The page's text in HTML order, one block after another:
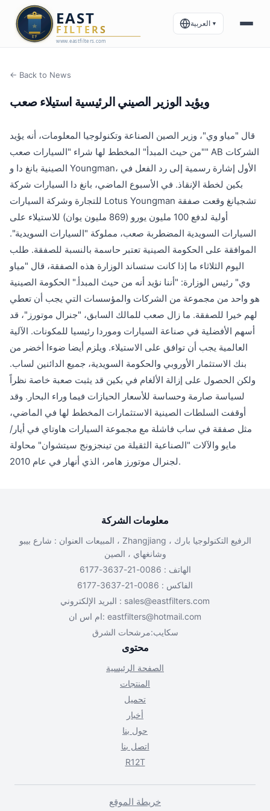
العربية ▼
← Back to News
ويؤيد الوزير الصيني الرئيسية استيلاء صعب
قال "مياو وي"، وزير الصين الصناعة وتكنولوجيا المعلومات، أنه يؤيد
"من حيث المبدأ" المخطط لها شراء "السيارات صعب" AB الشركات
الصينية بانغ دا و Youngman، اﻷول إشارة رسمية إلى رد الفعل في
بكين لخطة الإنقاذ. في الأسبوع الماضي، بانغ دا السيارات شركة
للتجارة وشركة السيارات Lotus Youngman تشجيانغ وقعت صفقة
أولية لدفع 100 مليون يورو (869 مليون يوان) للاستيلاء على
السيارات السويدية المضطربة صعب، مملوكة "السيارات السويدية".
الموافقة على الحكومة الصينية تعتبر حاسمة بالنسبة للصفقة. طلب
اليوم الثلاثاء ما إذا كانت ستساند الوزارة هذه الصفقة، قال "مياو
وي" رئيس الوزارة: "أننا نؤيد أنه من حيث المبدأ." الحكومة الصينية
هو واحد من مجموعة من الشركات والمؤسسات التي يجب أن تعطي
لهم خيرا للصفقة. ما زال صعب للمالك السابق، "جنرال موتورز"، قد
أسهم الأفضلية في صناعة السيارات وموردا رئيسيا للمكونات. الآلية
العالمية يجب أن توافق على الاستيلاء. ويلزم أيضا ضوءا أخضر من
بنك الاستثمار الأوروبي والحكومة السويدية، جميع الدائنين لساب.
ولكن الحصول على إزالة الألغام في بكين قد يثبت صعبة خاصة نظراً
لسياسة صارمة وحساسة للأسعار الحيازات فيما وراء البحار. وقد
أوقفت السلطات الصينية الاستثمارات المخطط لها في الماضي،
مثل صفقة في ساب فاشلة مع مجموعة السيارات هاوتاي في أيار/
مايو والآلات "الصناعية الثقيلة من تينجزونج سيتشوان" محاولة
لجنرال موتورز هامر، الذي أنهار في عام 2010.
معلومات الشركة
المبيعات العنوان : شارع بيبو ، Zhangjiang الرفيع التكنولوجيا بارك ،
وشانغهاي ، الصين
الهاتف : 0086-21-3637-6177
الفاكس : 0086-21-3637-6177
البريد الإلكتروني : sales@eastfilters.com
ام اس ان: eastfilters@hotmail.com
سكايب:مرشحات الشرق
محتوى
الصفحة الرئيسية
المنتجات
تحميل
أخبار
حول بنا
اتصل بنا
R12T
خريطة الموقع